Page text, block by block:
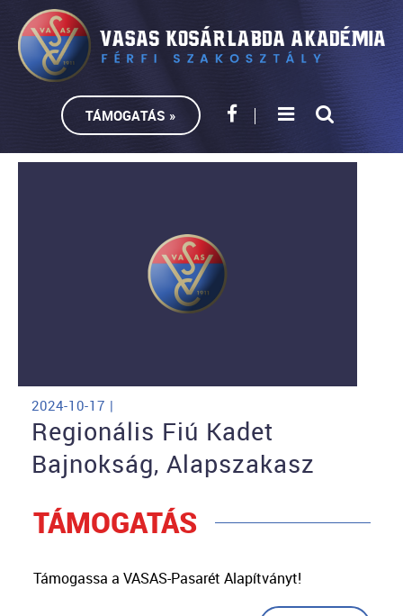
TÁMOGATÁS »
2024-10-17 |
Regionális Fiú Kadet
Bajnokság, Alapszakasz
TÁMOGATÁS
Támogassa a VASAS-Pasarét Alapítványt!